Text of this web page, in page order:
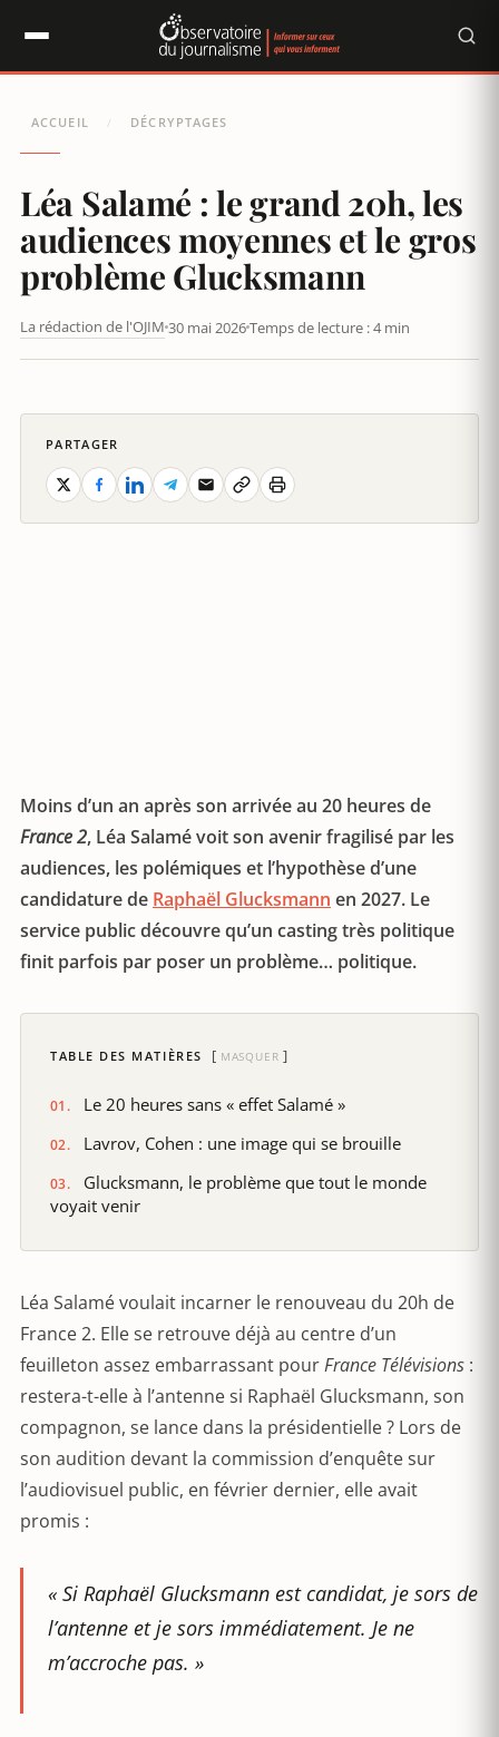
ACCUEIL / DÉCRYPTAGES
Léa Salamé : le grand 20h, les
audiences moyennes et le gros
problème Glucksmann
La rédaction de l'OJIM 30 mai 2026Temps de lecture : 4 min
Moins d’un an après son arrivée au 20 heures de
France 2, Léa Salamé voit son avenir fragilisé par les
audiences, les polémiques et l’hypothèse d’une
candidature de Raphaël Glucksmann en 2027. Le
service public découvre qu’un casting très politique
finit parfois par poser un problème… politique.
TABLE DES MATIÈRES MASQUER
Le 20 heures sans « effet Salamé »
Lavrov, Cohen : une image qui se brouille
Glucksmann, le problème que tout le monde
voyait venir
Léa Salamé voulait incarner le renouveau du 20h de
France 2. Elle se retrouve déjà au centre d’un
feuilleton assez embarrassant pourFrance Télévisions :
restera-t-elle à l’antenne si Raphaël Glucksmann, son
compagnon, se lance dans la présidentielle ? Lors de
son audition devant la commission d’enquête sur
l’audiovisuel public, en février dernier, elle avait
promis :
« Si Raphaël Glucksmann est candidat, je sors de
l’antenne et je sors immédiatement. Je ne
m’accroche pas. »
PARTAGER
Panneau de gestion des cookies